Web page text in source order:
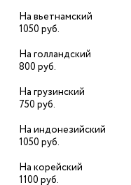
На вьетнамский
1050 руб.
На голландский
800 руб.
На грузинский
750 руб.
На индонезийский
1050 руб.
На корейский
1100 руб.